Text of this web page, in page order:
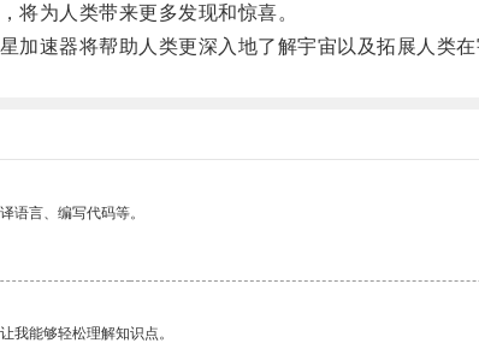
为人类带来更多发现和惊喜。
速器将帮助人类更深入地了解宇宙以及拓展人类在
语言、编写代码等。
我能够轻松理解知识点。